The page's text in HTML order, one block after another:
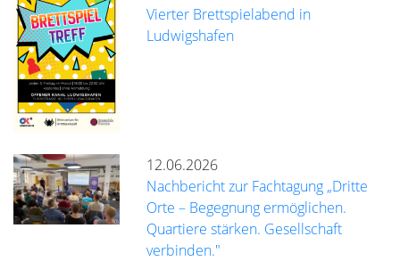
Vierter Brettspielabend in
Ludwigshafen
12.06.2026
Nachbericht zur Fachtagung „Dritte
Orte – Begegnung ermöglichen.
Quartiere stärken. Gesellschaft
verbinden."